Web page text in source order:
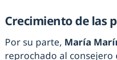
Crecimiento de las
Por su parte, María
reprochado al consejero